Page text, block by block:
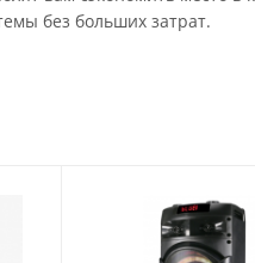
без больших затрат.